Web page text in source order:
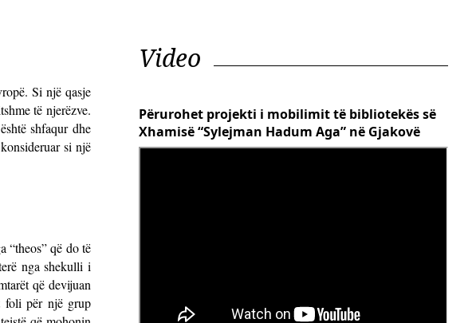
Si një qasje
të njerëzve.
shfaqur dhe
si një
“theos” që do të
nga shekulli i
që devijuan
foli për një grup
Video
Përurohet projekti i mobilimit të bibliotekës së
Xhamisë “Sylejman Hadum Aga” në Gjakovë